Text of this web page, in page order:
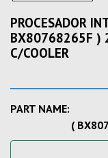
PROCESADOR
BX80768265F )
C/COOLER
PART NAME:
(